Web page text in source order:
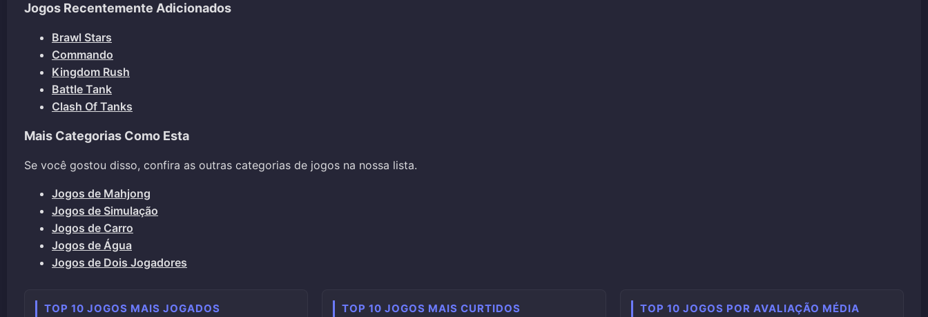
Jogos Recentemente Adicionados
Brawl Stars
Commando
Kingdom Rush
Battle Tank
Clash Of Tanks
Mais Categorias Como Esta
Se você gostou disso, confira as outras categorias de jogos na nossa lista.
Jogos de Mahjong
Jogos de Simulação
Jogos de Carro
Jogos de Água
Jogos de Dois Jogadores
TOP 10 JOGOS MAIS JOGADOS TOP 10 JOGOS MAIS CURTIDOS TOP 10 JOGOS POR AVALIAÇÃO MÉDIA